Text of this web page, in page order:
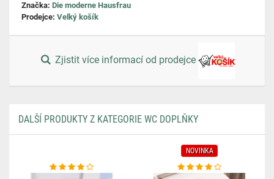
Značka: Die moderne Hausfrau
Prodejce: Velký košík
Zjistit více informací od prodejce
DALŠÍ PRODUKTY Z KATEGORIE WC DOPLŇKY
NOVINKA